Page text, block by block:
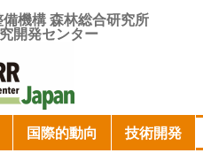
機構 森林総合研究所
開発センター
国際的動向 技術開発